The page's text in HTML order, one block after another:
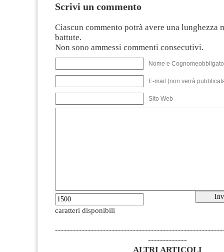
Scrivi un commento
Ciascun commento potrà avere una lunghezza
battute.
Non sono ammessi commenti consecutivi.
Nome e
E-mail (non verrà
Sito Web
caratteri disponibili
-------------
ALTRI ARTICOLI